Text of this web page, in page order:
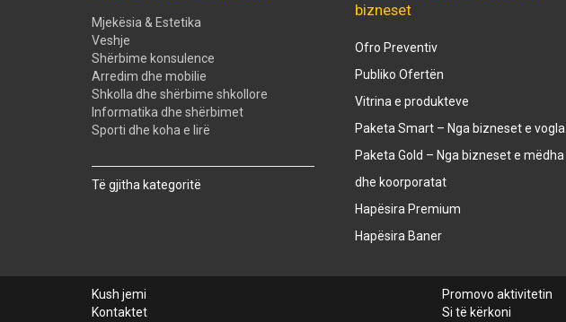
Mjekësia & Estetika
Veshje
Shërbime konsulence
Arredim dhe mobilie
Shkolla dhe shërbime shkollore
Informatika dhe shërbimet
Sporti dhe koha e lirë
Të gjitha kategoritë
bizneset
Ofro Preventiv
Publiko Ofertën
Vitrina e produkteve
Paketa Smart – Nga bizneset e vogla
Paketa Gold – Nga bizneset e mëdha
dhe koorporatat
Hapësira Premium
Hapësira Baner
Kush jemi
Kontaktet
Promovo aktivitetin
Si të kërkoni